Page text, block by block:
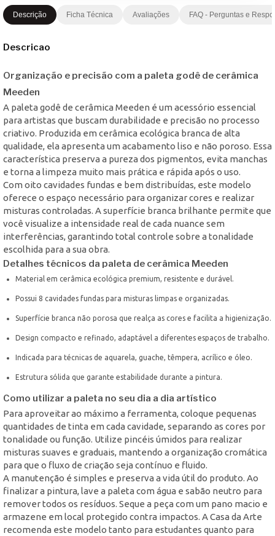
Descrição Ficha Técnica Avaliações FAQ - Perguntas e
Descricao
Organização e precisão com a paleta godê de cerâmica
Meeden
A paleta godê de cerâmica Meeden é um acessório essencial
para artistas que buscam durabilidade e precisão no processo
criativo. Produzida em cerâmica ecológica branca de alta
qualidade, ela apresenta um acabamento liso e não poroso. Essa
característica preserva a pureza dos pigmentos, evita manchas
e torna a limpeza muito mais prática e rápida após o uso.
Com oito cavidades fundas e bem distribuídas, este modelo
oferece o espaço necessário para organizar cores e realizar
misturas controladas. A superfície branca brilhante permite que
você visualize a intensidade real de cada nuance sem
interferências, garantindo total controle sobre a tonalidade
escolhida para a sua obra.
Detalhes técnicos da paleta de cerâmica Meeden
Material em cerâmica ecológica premium, resistente e durável.
Possui 8 cavidades fundas para misturas limpas e organizadas.
Superfície branca não porosa que realça as cores e facilita a higienização.
Design compacto e refinado, adaptável a diferentes espaços de trabalho.
Indicada para técnicas de aquarela, guache, têmpera, acrílico e óleo.
Estrutura sólida que garante estabilidade durante a pintura.
Como utilizar a paleta no seu dia a dia artístico
Para aproveitar ao máximo a ferramenta, coloque pequenas
quantidades de tinta em cada cavidade, separando as cores por
tonalidade ou função. Utilize pincéis úmidos para realizar
misturas suaves e graduais, mantendo a organização cromática
para que o fluxo de criação seja contínuo e fluido.
A manutenção é simples e preserva a vida útil do produto. Ao
finalizar a pintura, lave a paleta com água e sabão neutro para
remover todos os resíduos. Seque a peça com um pano macio e
armazene em local protegido contra impactos. A Casa da Arte
recomenda este modelo tanto para estudantes quanto para